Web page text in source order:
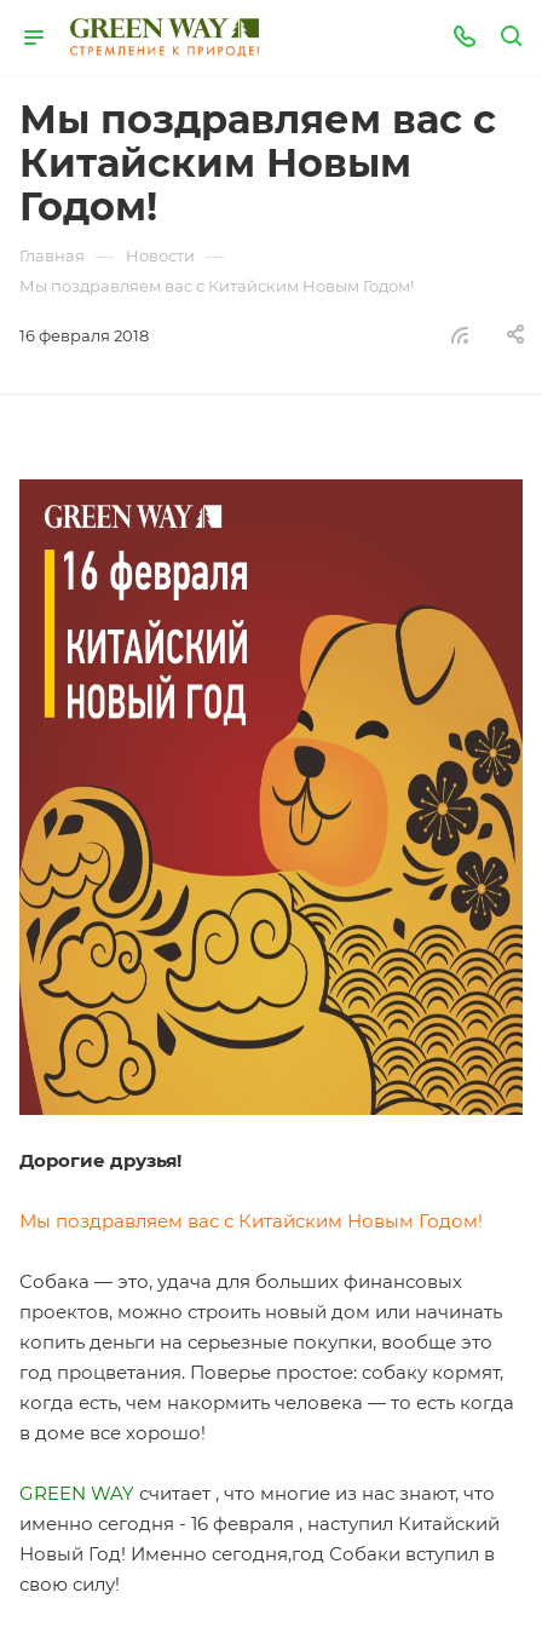
Мы поздравляем вас с
Китайским Новым
Годом!
Главная — Новости —
Мы поздравляем вас с Китайским Новым Годом!
16 февраля 2018
Дорогие друзья!
Мы поздравляем вас с Китайским Новым Годом!
Собака — это, удача для больших финансовых
проектов, можно строить новый дом или начинать
копить деньги на серьезные покупки, вообще это
год процветания. Поверье простое: собаку кормят,
когда есть, чем накормить человека — то есть когда
в доме все хорошо!
GREEN WAY считает , что многие из нас знают, что
именно сегодня - 16 февраля , наступил Китайский
Новый Год! Именно сегодня,год Собаки вступил в
свою силу!